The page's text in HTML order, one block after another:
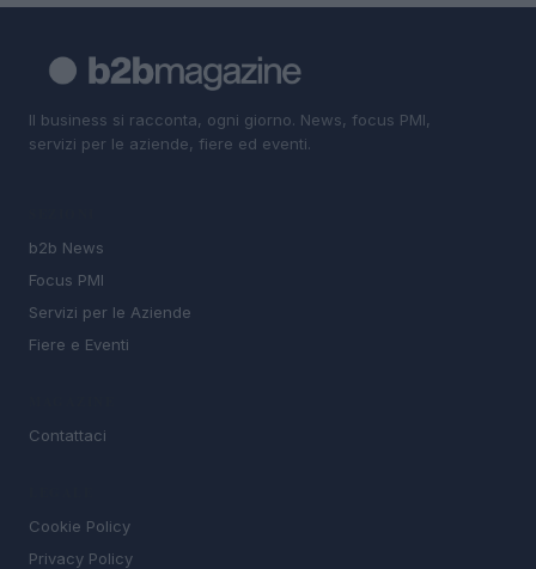
Il business si racconta, ogni giorno. News, focus PMI,
servizi per le aziende, fiere ed eventi.
b2b News
Focus PMI
Servizi per le Aziende
Fiere e Eventi
Contattaci
Cookie Policy
Privacy Policy